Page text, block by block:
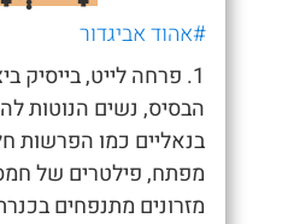
#אהוד אביגדור
1. פרחה לייט, בייסיק
הבסיס, נשים הנוטות
בנאליים כמו הפרשות
מפתח, פילטרים של
מזרונים מתנפחים